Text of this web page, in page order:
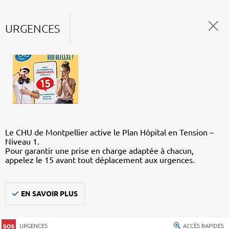
URGENCES
Le CHU de Montpellier active le Plan Hôpital en Tension –
Niveau 1.
Pour garantir une prise en charge adaptée à chacun,
appelez le 15 avant tout déplacement aux urgences.
EN SAVOIR PLUS
URGENCES ACCÈS RAPIDES